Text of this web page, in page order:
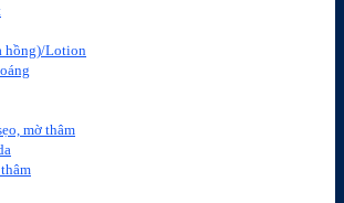
hồng)/Lotion
mờ thâm